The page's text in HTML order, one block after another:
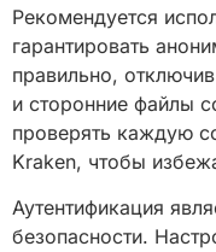
Рекомендуется
гарантировать
правильно,
и сторонние файлы
проверять каждую
Kraken, чтобы
Аутентификация
безопасности.